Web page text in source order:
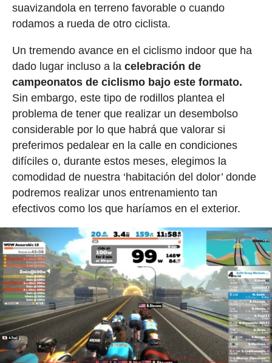
suavizandola en terreno favorable o cuando
rodamos a rueda de otro ciclista.
Un tremendo avance en el ciclismo indoor que ha
dado lugar incluso a la celebración de
campeonatos de ciclismo bajo este formato.
Sin embargo, este tipo de rodillos plantea el
problema de tener que realizar un desembolso
considerable por lo que habrá que valorar si
preferimos pedalear en la calle en condiciones
difíciles o, durante estos meses, elegimos la
comodidad de nuestra ‘habitación del dolor’ donde
podremos realizar unos entrenamiento tan
efectivos como los que haríamos en el exterior.